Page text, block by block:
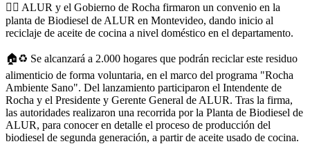
✍🏻 ALUR y el Gobierno de Rocha firmaron un convenio en la
planta de Biodiesel de ALUR en Montevideo, dando inicio al
reciclaje de aceite de cocina a nivel doméstico en el departamento.
🏠♻️ Se alcanzará a 2.000 hogares que podrán reciclar este residuo
alimenticio de forma voluntaria, en el marco del programa "Rocha
Ambiente Sano". Del lanzamiento participaron el Intendente de
Rocha y el Presidente y Gerente General de ALUR. Tras la firma,
las autoridades realizaron una recorrida por la Planta de Biodiesel de
ALUR, para conocer en detalle el proceso de producción del
biodiesel de segunda generación, a partir de aceite usado de cocina.